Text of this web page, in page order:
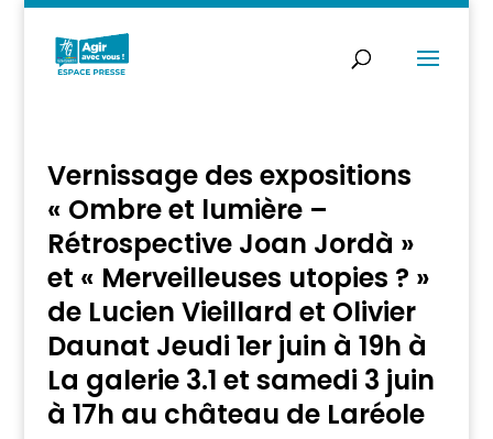
Vernissage des expositions
« Ombre et lumière –
Rétrospective Joan Jordà »
et « Merveilleuses utopies ? »
de Lucien Vieillard et Olivier
Daunat Jeudi 1er juin à 19h à
La galerie 3.1 et samedi 3 juin
à 17h au château de Laréole